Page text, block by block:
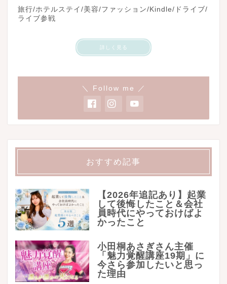
旅行/ホテルステイ/美容/ファッション/Kindle/ドライブ/
ライブ参戦
詳しく見る
＼ Follow me ／
おすすめ記事
【2026年追記あり】起業
して後悔したこと＆会社
員時代にやっておけばよ
かったこと
小田桐あさぎさん主催
「魅力覚醒講座19期」に
今さら参加したいと思っ
た理由